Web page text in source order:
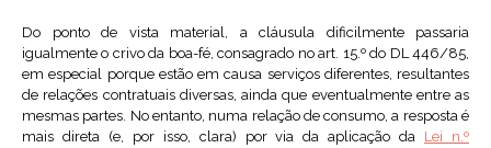
Do ponto de vista material, a cláusula dificilmente passaria
igualmente o crivo da boa-fé, consagrado no art. 15.º do DL 446/85,
em especial porque estão em causa serviços diferentes, resultantes
de relações contratuais diversas, ainda que eventualmente entre as
mesmas partes. No entanto, numa relação de consumo, a resposta é
mais direta (e, por isso, clara) por via da aplicação da Lei n.º